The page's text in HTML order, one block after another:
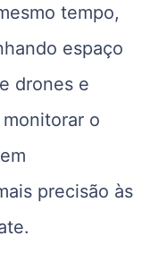
tempo,
espaço
drones e
o
precisão às